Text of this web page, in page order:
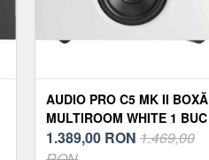
AUDIO PRO C5 MK II BOXĂ
MULTIROOM WHITE 1 BUC
1.389,00 RON 1.469,00